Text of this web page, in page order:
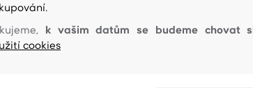
XXL +2 další
Dostupné
k vašim datům se budeme chovat
cookies